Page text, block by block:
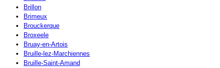
Brillon
Brimeux
Brouckerque
Broxeele
Bruay-en-Artois
Bruille-lez-Marchiennes
Bruille-Saint-Amand